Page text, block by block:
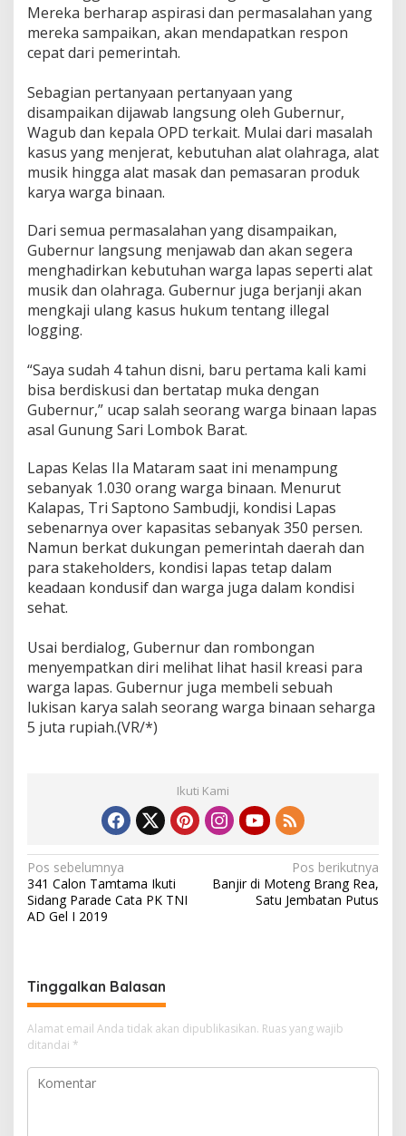
Mereka berharap aspirasi dan permasalahan yang
mereka sampaikan, akan mendapatkan respon
cepat dari pemerintah.
Sebagian pertanyaan pertanyaan yang
disampaikan dijawab langsung oleh Gubernur,
Wagub dan kepala OPD terkait. Mulai dari masalah
kasus yang menjerat, kebutuhan alat olahraga, alat
musik hingga alat masak dan pemasaran produk
karya warga binaan.
Dari semua permasalahan yang disampaikan,
Gubernur langsung menjawab dan akan segera
menghadirkan kebutuhan warga lapas seperti alat
musik dan olahraga. Gubernur juga berjanji akan
mengkaji ulang kasus hukum tentang illegal
logging.
“Saya sudah 4 tahun disni, baru pertama kali kami
bisa berdiskusi dan bertatap muka dengan
Gubernur,” ucap salah seorang warga binaan lapas
asal Gunung Sari Lombok Barat.
Lapas Kelas IIa Mataram saat ini menampung
sebanyak 1.030 orang warga binaan. Menurut
Kalapas, Tri Saptono Sambudji, kondisi Lapas
sebenarnya over kapasitas sebanyak 350 persen.
Namun berkat dukungan pemerintah daerah dan
para stakeholders, kondisi lapas tetap dalam
keadaan kondusif dan warga juga dalam kondisi
sehat.
Usai berdialog, Gubernur dan rombongan
menyempatkan diri melihat lihat hasil kreasi para
warga lapas. Gubernur juga membeli sebuah
lukisan karya salah seorang warga binaan seharga
5 juta rupiah.(VR/*)
Ikuti Kami
N
a
v
g
a
s
i
p
Pos sebelumnya
341 Calon Tamtama Ikuti
Sidang Parade Cata PK TNI
AD Gel I 2019
Pos berikutnya
Banjir di Moteng Brang Rea,
Satu Jembatan Putus
Tinggalkan Balasan
Alamat email Anda tidak akan dipublikasikan. Ruas yang wajib
ditandai *